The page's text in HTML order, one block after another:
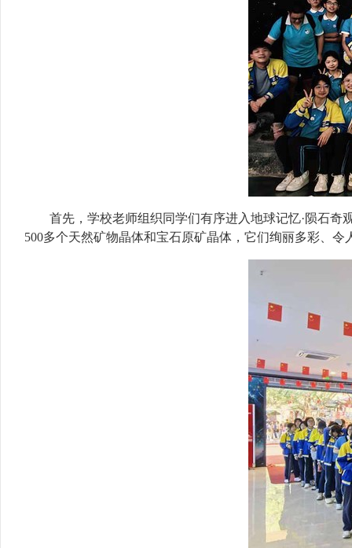
首先，学校老师组织同学们有序进入地球记忆·陨石
500多个天然矿物晶体和宝石原矿晶体，它们绚丽多彩、